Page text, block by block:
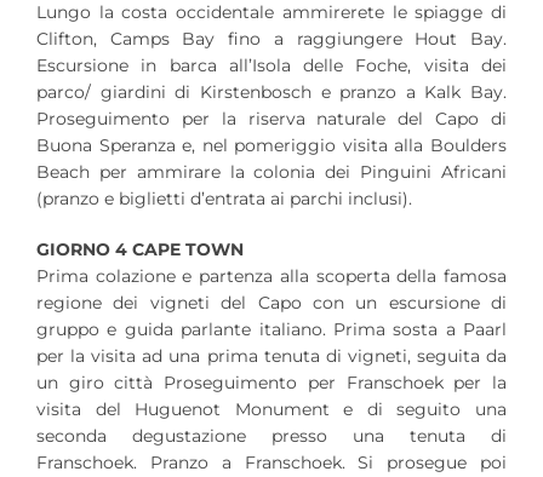
Lungo la costa occidentale ammirerete le spiagge di
Clifton, Camps Bay fino a raggiungere Hout Bay.
Escursione in barca all’Isola delle Foche, visita dei
parco/ giardini di Kirstenbosch e pranzo a Kalk Bay.
Proseguimento per la riserva naturale del Capo di
Buona Speranza e, nel pomeriggio visita alla Boulders
Beach per ammirare la colonia dei Pinguini Africani
(pranzo e biglietti d’entrata ai parchi inclusi).
GIORNO 4 CAPE TOWN
Prima colazione e partenza alla scoperta della famosa
regione dei vigneti del Capo con un escursione di
gruppo e guida parlante italiano. Prima sosta a Paarl
per la visita ad una prima tenuta di vigneti, seguita da
un giro città Proseguimento per Franschoek per la
visita del Huguenot Monument e di seguito una
seconda degustazione presso una tenuta di
Franschoek. Pranzo a Franschoek. Si prosegue poi